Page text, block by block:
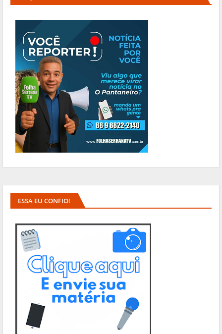
ESSA EU CONFIO!